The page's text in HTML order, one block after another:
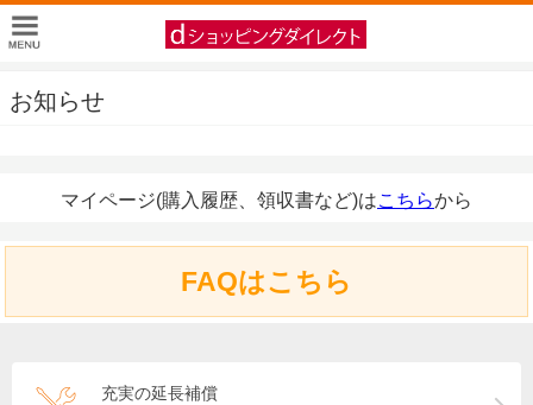
お知らせ
マイページ(購入履歴、領収書など)はこちらから
FAQはこちら
充実の延長補償